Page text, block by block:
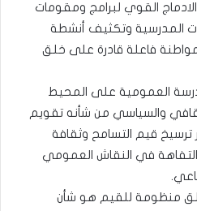
الادماج القوي لبرامج ومقومات
المدرسية وتكثيف أنشطة
مواطنة فاعلة قادرة على خلق
العمومية على المحيط
والسياسي من شأنه تقويم
قيم التسامح وثقافة
التفاهة في النقاش العمومي
منظومة للقيم هو شأن